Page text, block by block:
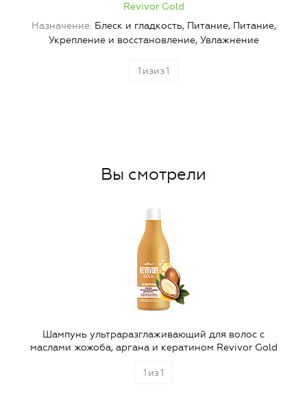
Revivor Gold
Назначение Блеск и гладкость, Питание, Питание,
Укрепление и восстановление, Увлажнение
1 изиз1
Вы смотрели
Шампунь ультраразглаживающий для волос с
маслами жожоба, аргана и кератином Revivor Gold
1 из1